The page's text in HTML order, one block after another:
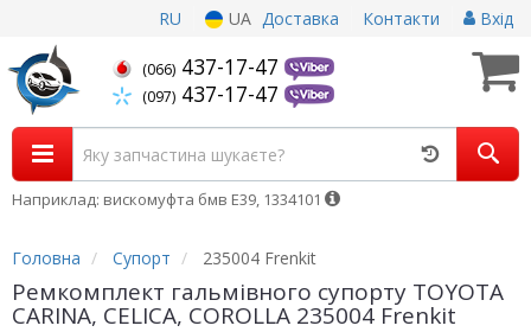
RU UA Доставка Контакти Вхід
(066) 437-17-47
(097) 437-17-47
Наприклад: вискомуфта бмв Е39, 1334101
Головна Супорт 235004 Frenkit
Ремкомплект гальмівного супорту TOYOTA
CARINA, CELICA, COROLLA 235004 Frenkit